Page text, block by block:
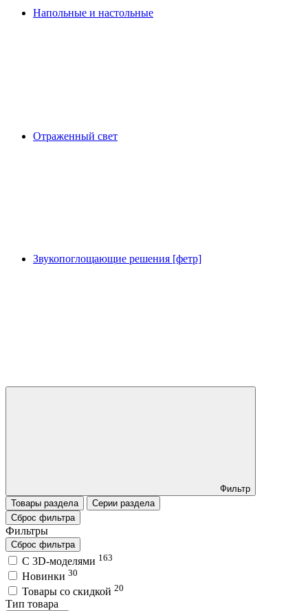
Напольные и настольные
Отраженный свет
Звукопоглощающие решения [фетр]
Фильтр
Товары раздела
Серии раздела
Сброс фильтра
Фильтры
Сброс фильтра
C 3D-моделями 163
Новинки 30
Товары со скидкой 20
Тип товара